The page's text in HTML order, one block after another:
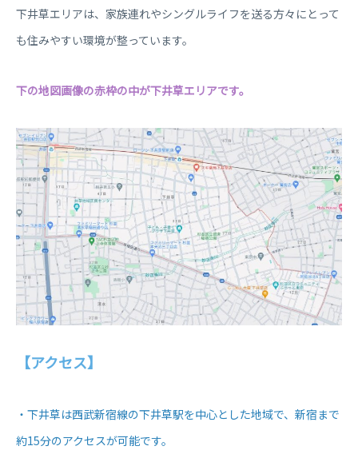
下井草エリアは、家族連れやシングルライフを送る方々にとって
も住みやすい環境が整っています。
下の地図画像の赤枠の中が下井草エリアです。
【アクセス】
・下井草は西武新宿線の下井草駅を中心とした地域で、新宿まで
約15分のアクセスが可能です。